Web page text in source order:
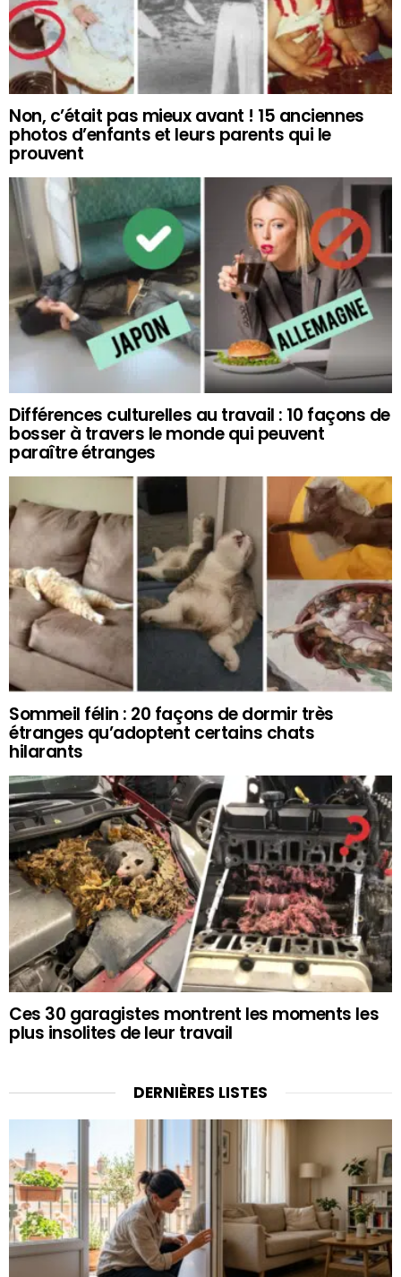
Non, c’était pas mieux avant ! 15 anciennes
photos d’enfants et leurs parents qui le
prouvent
Différences culturelles au travail : 10 façons de
bosser à travers le monde qui peuvent
paraître étranges
Sommeil félin : 20 façons de dormir très
étranges qu’adoptent certains chats
hilarants
Ces 30 garagistes montrent les moments les
plus insolites de leur travail
DERNIÈRES LISTES